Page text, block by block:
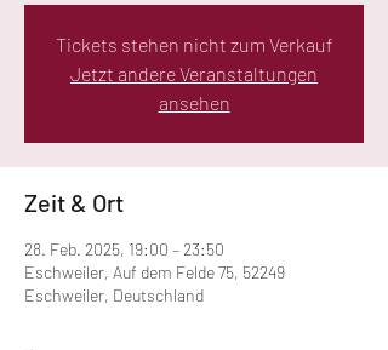
Tickets stehen nicht zum Verkauf
Jetzt andere Veranstaltungen
ansehen
Zeit & Ort
28. Feb. 2025, 19:00 – 23:50
Eschweiler, Auf dem Felde 75, 52249
Eschweiler, Deutschland